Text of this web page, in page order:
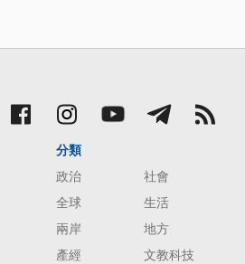
分類
政治
社會
全球
生活
兩岸
地方
產經
文教科技